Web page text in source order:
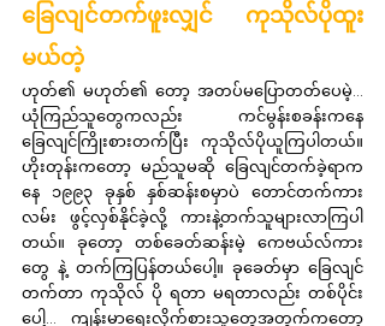
ခြေလျင်တက်ဖူးလျှင် ကုသိုလ်ပိုထူး
မယ်တဲ့
ဟုတ်၏ မဟုတ်၏ တော့ အတပ်မပြောတတ်ပေမဲ့...
ယုံကြည်သူတွေကလည်း ကင်မွန်းစခန်းကနေ
ခြေလျင်ကြိုးစားတက်ပြီး ကုသိုလ်ပိုယူကြပါတယ်။
ဟိုးတုန်းကတော့ မည်သူမဆို ခြေလျင်တက်ခဲ့ရာက
နေ ၁၉၉၃ ခုနှစ် နှစ်ဆန်းစမှာပဲ တောင်တက်ကား
လမ်း ဖွင့်လှစ်နိုင်ခဲ့လို့ ကားနဲ့တက်သူများလာကြပါ
တယ်။ ခုတော့ တစ်ခေတ်ဆန်းမဲ့ ကေဗယ်လ်ကား
တွေ နဲ့ တက်ကြပြန်တယ်ပေါ့။ ခုခေတ်မှာ ခြေလျင်
တက်တာ ကုသိုလ် ပို ရတာ မရတာလည်း တစ်ပိုင်း
ပေါ့... ကျန်းမာရေးလိုက်စားသူတွေအတွက်ကတော့